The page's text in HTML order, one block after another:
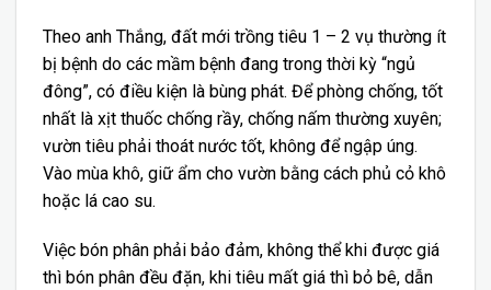
Theo anh Thắng, đất mới trồng tiêu 1 – 2 vụ thường ít
bị bệnh do các mầm bệnh đang trong thời kỳ “ngủ
đông”, có điều kiện là bùng phát. Để phòng chống, tốt
nhất là xịt thuốc chống rầy, chống nấm thường xuyên;
vườn tiêu phải thoát nước tốt, không để ngập úng.
Vào mùa khô, giữ ẩm cho vườn bằng cách phủ cỏ khô
hoặc lá cao su.
Việc bón phân phải bảo đảm, không thể khi được giá
thì bón phân đều đặn, khi tiêu mất giá thì bỏ bê, dẫn